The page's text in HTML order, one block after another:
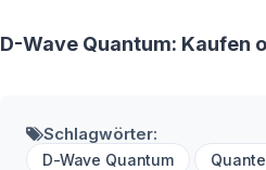
D-Wave Quantum: Kaufen
Schlagwörter:
D-Wave Quantum